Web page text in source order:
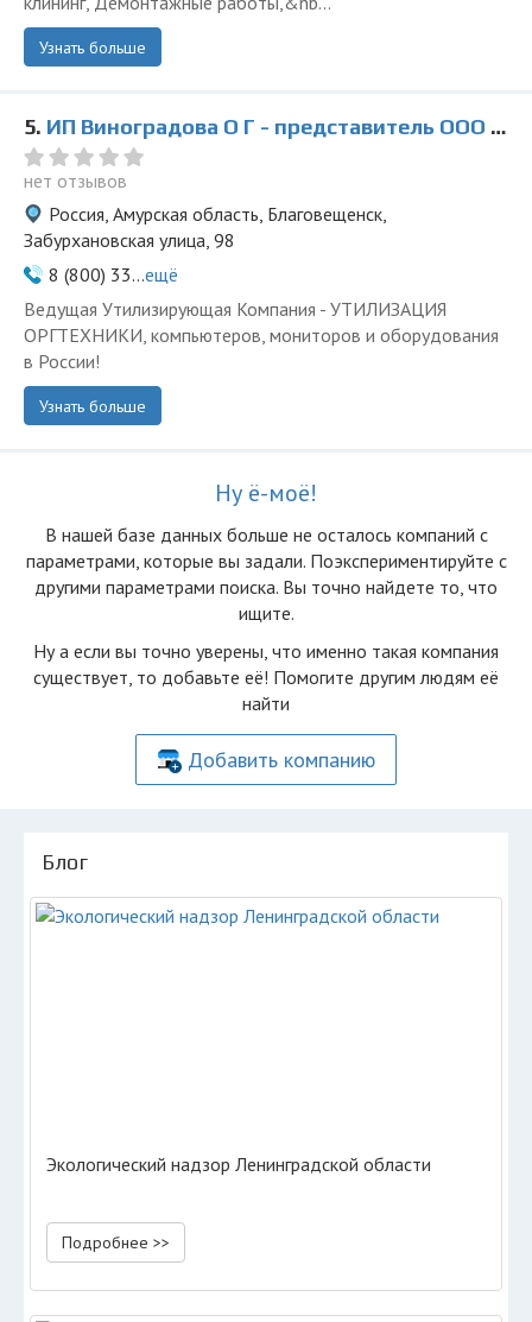
Узнать больше
5. ИП Виноградова О Г - представитель ООО Ведущая Утилизирующая Компания
нет отзывов
Россия, Амурская область, Благовещенск,
Забурхановская улица, 98
8 (800) 33...ещё
Ведущая Утилизирующая Компания - УТИЛИЗАЦИЯ
ОРГТЕХНИКИ, компьютеров, мониторов и оборудования
в России!
Узнать больше
Ну ё-моё!
В нашей базе данных больше не осталоcь компаний с
параметрами, которые вы задали. Поэкспериментируйте с
другими параметрами поиска. Вы точно найдете то, что
ищите.
Ну а если вы точно уверены, что именно такая компания
существует, то добавьте её! Помогите другим людям её
найти
Добавить компанию
Блог
Экологический надзор Ленинградской области
Подробнее >>